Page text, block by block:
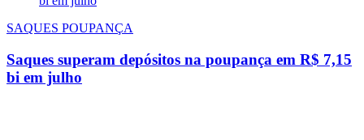
SAQUES POUPANÇA
Saques superam depósitos na poupança em R$ 7,15
bi em julho